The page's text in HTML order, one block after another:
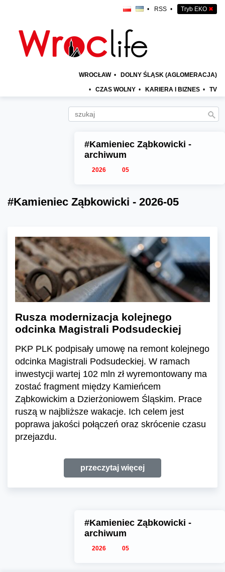
• RSS • Tryb EKO ✖
WROCŁAW • DOLNY ŚLĄSK (AGLOMERACJA)
• CZAS WOLNY • KARIERA I BIZNES • TV
#Kamieniec Ząbkowicki -
archiwum
2026 05
#Kamieniec Ząbkowicki - 2026-05
Rusza modernizacja kolejnego
odcinka Magistrali Podsudeckiej
PKP PLK podpisały umowę na remont kolejnego
odcinka Magistrali Podsudeckiej. W ramach
inwestycji wartej 102 mln zł wyremontowany ma
zostać fragment między Kamieńcem
Ząbkowickim a Dzierżoniowem Śląskim. Prace
ruszą w najbliższe wakacje. Ich celem jest
poprawa jakości połączeń oraz skrócenie czasu
przejazdu.
przeczytaj więcej
#Kamieniec Ząbkowicki -
archiwum
2026 05